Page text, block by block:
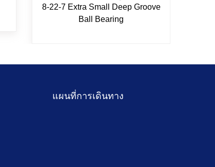
8-22-7 Extra Small Deep Groove
Ball Bearing
แผนที่การเดินทาง